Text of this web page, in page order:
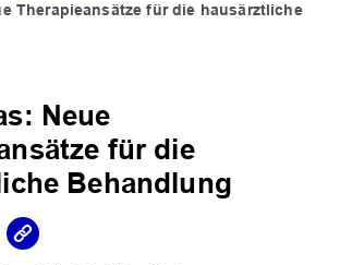
Therapieansätze für die hausärztliche
Neue
für die
Behandlung